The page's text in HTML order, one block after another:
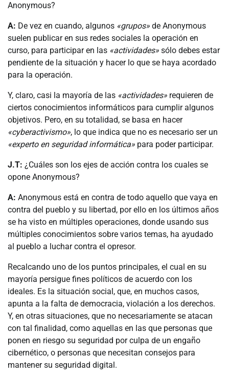
Anonymous?
A: De vez en cuando, algunos «grupos» de Anonymous
suelen publicar en sus redes sociales la operación en
curso, para participar en las «actividades» sólo debes estar
pendiente de la situación y hacer lo que se haya acordado
para la operación.
Y, claro, casi la mayoría de las «actividades» requieren de
ciertos conocimientos informáticos para cumplir algunos
objetivos. Pero, en su totalidad, se basa en hacer
«cyberactivismo», lo que indica que no es necesario ser un
«experto en seguridad informática» para poder participar.
J.T: ¿Cuáles son los ejes de acción contra los cuales se
opone Anonymous?
A: Anonymous está en contra de todo aquello que vaya en
contra del pueblo y su libertad, por ello en los últimos años
se ha visto en múltiples operaciones, donde usando sus
múltiples conocimientos sobre varios temas, ha ayudado
al pueblo a luchar contra el opresor.
Recalcando uno de los puntos principales, el cual en su
mayoría persigue fines políticos de acuerdo con los
ideales. Es la situación social, que, en muchos casos,
apunta a la falta de democracia, violación a los derechos.
Y, en otras situaciones, que no necesariamente se atacan
con tal finalidad, como aquellas en las que personas que
ponen en riesgo su seguridad por culpa de un engaño
cibernético, o personas que necesitan consejos para
mantener su seguridad digital.